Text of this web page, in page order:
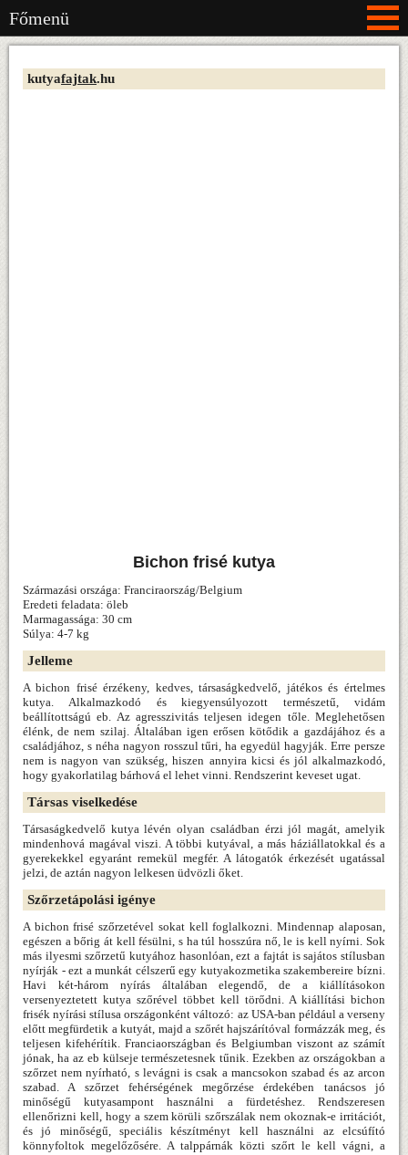
Főmenü
kutyafajtak.hu
Bichon frisé kutya
Származási országa: Franciraország/Belgium
Eredeti feladata: öleb
Marmagassága: 30 cm
Súlya: 4-7 kg
Jelleme
A bichon frisé érzékeny, kedves, társaságkedvelő, játékos és értelmes
kutya. Alkalmazkodó és kiegyensúlyozott természetű, vidám
beállítottságú eb. Az agresszivitás teljesen idegen tőle. Meglehetősen
élénk, de nem szilaj. Általában igen erősen kötődik a gazdájához és a
családjához, s néha nagyon rosszul tűri, ha egyedül hagyják. Erre persze
nem is nagyon van szükség, hiszen annyira kicsi és jól alkalmazkodó,
hogy gyakorlatilag bárhová el lehet vinni. Rendszerint keveset ugat.
Társas viselkedése
Társaságkedvelő kutya lévén olyan családban érzi jól magát, amelyik
mindenhová magával viszi. A többi kutyával, a más háziállatokkal és a
gyerekekkel egyaránt remekül megfér. A látogatók érkezését ugatással
jelzi, de aztán nagyon lelkesen üdvözli őket.
Szőrzetápolási igénye
A bichon frisé szőrzetével sokat kell foglalkozni. Mindennap alaposan,
egészen a bőrig át kell fésülni, s ha túl hosszúra nő, le is kell nyírni. Sok
más ilyesmi szőrzetű kutyához hasonlóan, ezt a fajtát is sajátos stílusban
nyírják - ezt a munkát célszerű egy kutyakozmetika szakembereire bízni.
Havi két-három nyírás általában elegendő, de a kiállításokon
versenyeztetett kutya szőrével többet kell törődni. A kiállítási bichon
frisék nyírási stílusa országonként változó: az USA-ban például a verseny
előtt megfürdetik a kutyát, majd a szőrét hajszárítóval formázzák meg, és
teljesen kifehérítik. Franciaországban és Belgiumban viszont az számít
jónak, ha az eb külseje természetesnek tűnik. Ezekben az országokban a
szőrzet nem nyírható, s levágni is csak a mancsokon szabad és az arcon
szabad. A szőrzet fehérségének megőrzése érdekében tanácsos jó
minőségű kutyasampont használni a fürdetéshez. Rendszeresen
ellenőrizni kell, hogy a szem körüli szőrszálak nem okoznak-e irritációt,
és jó minőségű, speciális készítményt kell használni az elcsúfító
könnyfoltok megelőzősére. A talppárnák közti szőrt le kell vágni, a